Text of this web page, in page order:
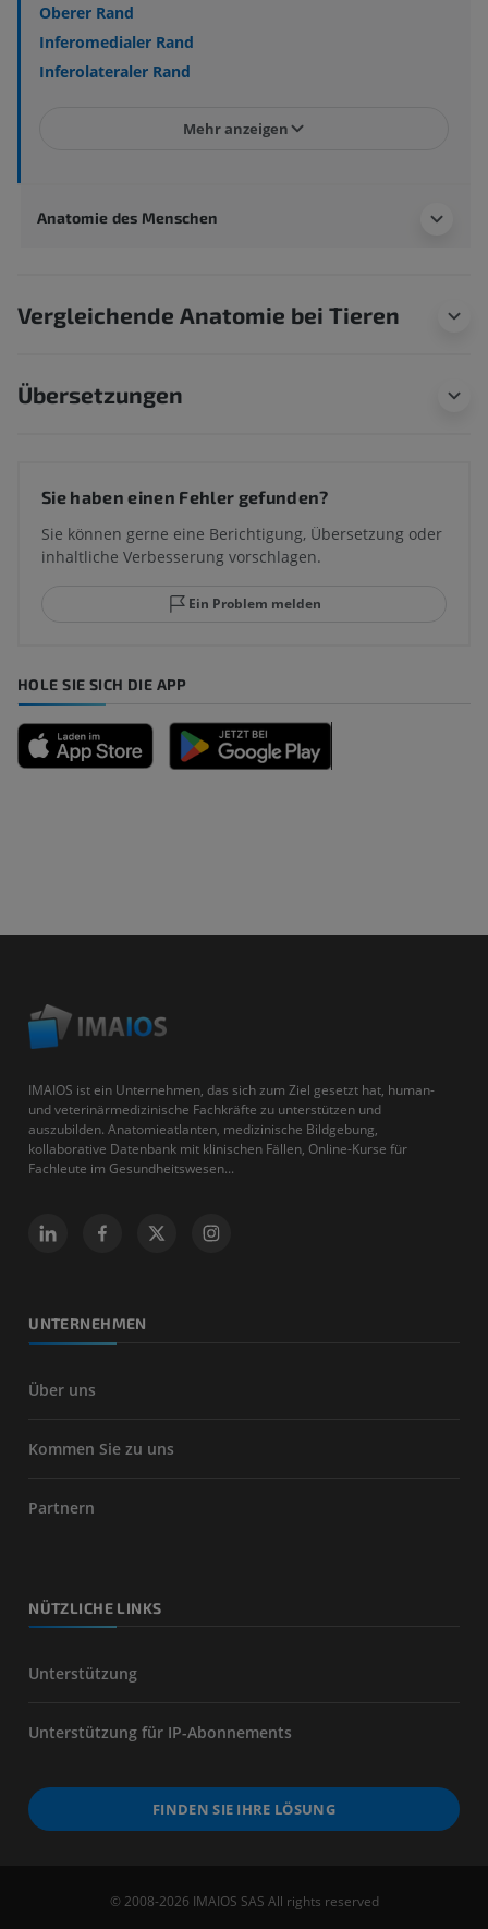
Oberer Rand
Inferomedialer Rand
Inferolateraler Rand
Mehr anzeigen
Anatomie des Menschen
Vergleichende Anatomie bei Tieren
Übersetzungen
Sie haben einen Fehler gefunden?
Sie können gerne eine Berichtigung, Übersetzung oder
inhaltliche Verbesserung vorschlagen.
Ein Problem melden
HOLE SIE SICH DIE APP
IMAIOS ist ein Unternehmen, das sich zum Ziel gesetzt hat, human-
und veterinärmedizinische Fachkräfte zu unterstützen und
auszubilden. Anatomieatlanten, medizinische Bildgebung,
kollaborative Datenbank mit klinischen Fällen, Online-Kurse für
Fachleute im Gesundheitswesen...
UNTERNEHMEN
Über uns
Kommen Sie zu uns
Partnern
NÜTZLICHE LINKS
Unterstützung
Unterstützung für IP-Abonnements
FINDEN SIE IHRE LÖSUNG
© 2008-2026 IMAIOS SAS All rights reserved